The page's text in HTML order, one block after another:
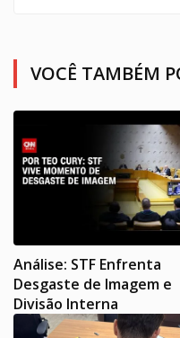
VOCÊ TAMBÉM
Análise: STF Enfrenta
Desgaste de Imagem e
Divisão Interna